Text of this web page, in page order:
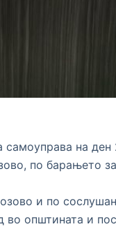
на
по барањето
и по
општината и